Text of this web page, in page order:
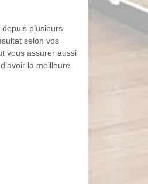
plusieurs
selon vos
vous assurer aussi
la meilleure